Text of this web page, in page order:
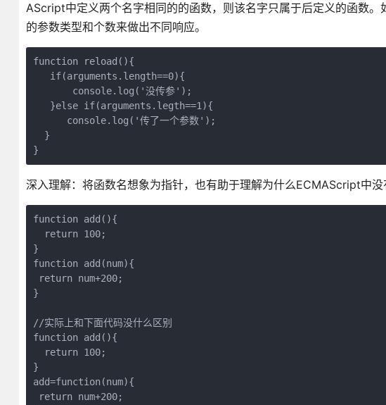
AScript中定义两个名字相同的的函数，则该名字只属于后定义的函数
的参数类型和个数来做出不同响应。
function reload(){
   if(arguments.length==0){
       console.log('没传参');
   }else if(arguments.legth==1){
      console.log('传了一个参数');
  }
}
深入理解：将函数名想象为指针，也有助于理解为什么ECMAScript中没
function add(){
  return 100;
}
function add(num){
return num+200;
}
//实际上和下面代码没什么区别
function add(){
  return 100;
}
add=function(num){
return num+200;